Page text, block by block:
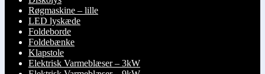
Røgmaskine – lille
LED lyskæde
Foldeborde
Foldebænke
Klapstole
Elektrisk Varmeblæser – 3kW